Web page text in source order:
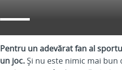
Pentru un adevărat fan al
un joc. Și nu este nimic mai bun